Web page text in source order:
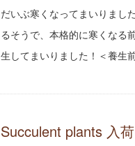
だいぶ寒くなってまいりまし
るそうで、本格的に寒くなる
生してまいりました！＜養生
Succulent plants 入